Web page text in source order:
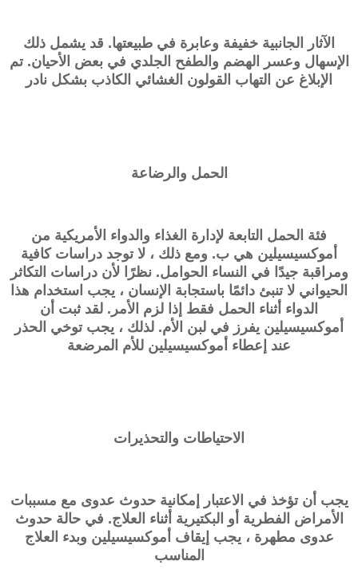
الآثار الجانبية خفيفة وعابرة في طبيعتها. قد يشمل ذلك
الإسهال وعسر الهضم والطفح الجلدي في بعض الأحيان. تم
الإبلاغ عن التهاب القولون الغشائي الكاذب بشكل نادر
الحمل والرضاعة
فئة الحمل التابعة لإدارة الغذاء والدواء الأمريكية من
أموكسيسيلين هي ب. ومع ذلك ، لا توجد دراسات كافية
ومراقبة جيدًا في النساء الحوامل. نظرًا لأن دراسات التكاثر
الحيواني لا تنبئ دائمًا باستجابة الإنسان ، يجب استخدام هذا
الدواء أثناء الحمل فقط إذا لزم الأمر. لقد ثبت أن
أموكسيسيلين يفرز في لبن الأم. لذلك ، يجب توخي الحذر
عند إعطاء أموكسيسيلين للأم المرضعة
الاحتياطات والتحذيرات
يجب أن تؤخذ في الاعتبار إمكانية حدوث عدوى مع مسببات
الأمراض الفطرية أو البكتيرية أثناء العلاج. في حالة حدوث
عدوى مطهرة ، يجب إيقاف أموكسيسيلين وبدء العلاج
المناسب